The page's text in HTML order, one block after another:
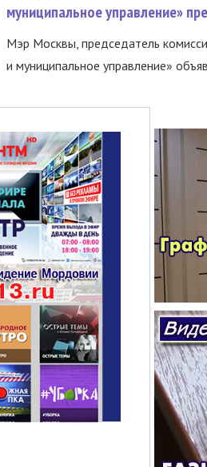
муниципальное управление»
Мэр Москвы, председатель
и муниципальное управление»